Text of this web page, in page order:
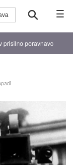
☰
prisilno poravnavo